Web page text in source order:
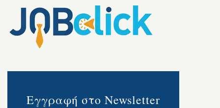
Εγγραφή στο Newsletter